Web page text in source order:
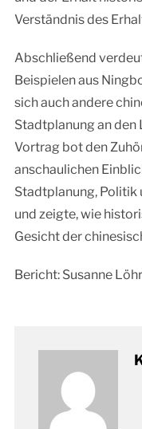
Verständnis des
Abschließend
Beispielen aus
sich auch andere
Stadtplanung an den
Vortrag bot den
anschaulichen
Stadtplanung,
und zeigte, wie
Gesicht der
Bericht: Susanne Löhr